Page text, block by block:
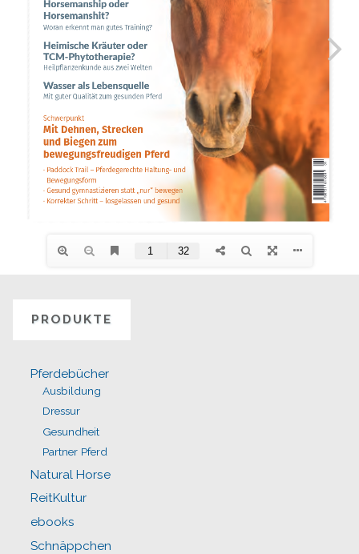
PRODUKTE
Pferdebücher
Ausbildung
Dressur
Gesundheit
Partner Pferd
Natural Horse
ReitKultur
ebooks
Schnäppchen